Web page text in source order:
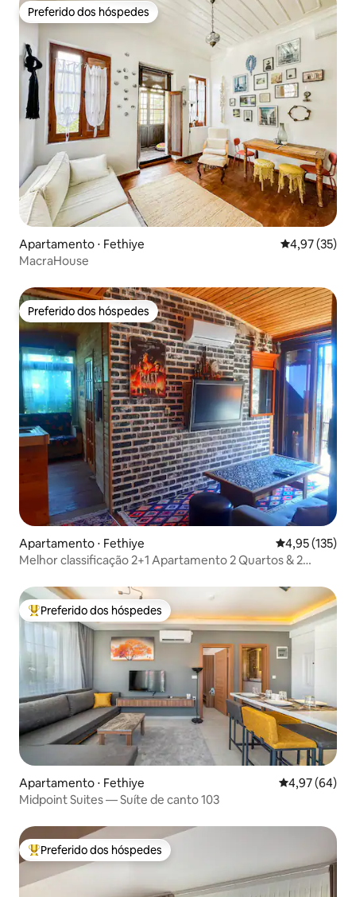
Preferido dos hóspedes
Preferido dos hóspedes
Apartamento ⋅ Fethiye 4,97 de uma
4,97 (35)
MacraHouse
Preferido dos hóspedes
Preferido dos hóspedes
Apartamento ⋅ Fethiye 4,95 de uma
4,95 (135)
Melhor classificação 2+1 Apartamento 2 Quartos & 2
Entre os melhores preferidos dos hóspedes
Preferido dos hóspedes
Apartamento ⋅ Fethiye 4,97 de uma
4,97 (64)
Midpoint Suites — Suíte de canto 103
Entre os melhores preferidos dos hóspedes
Preferido dos hóspedes